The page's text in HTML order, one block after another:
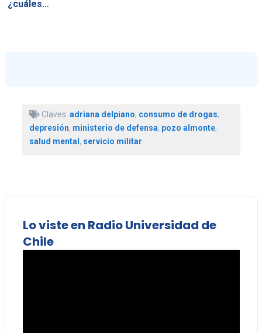
¿cuáles…
Claves: adriana delpiano, consumo de drogas,
depresión, ministerio de defensa, pozo almonte,
salud mental , servicio militar
Lo viste en Radio Universidad de
Chile